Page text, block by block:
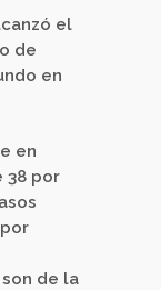
el
de
en
en
38 por
de la